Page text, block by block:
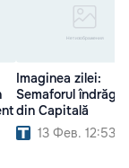
Imaginea zilei:
Semaforul
din Capitală
13 Фев. 12:53